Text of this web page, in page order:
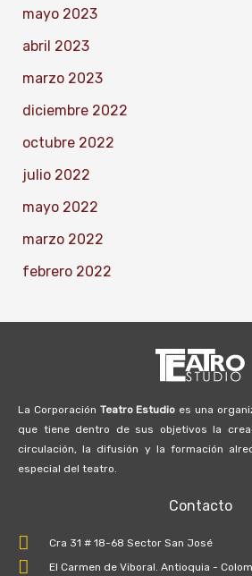
mayo 2023
abril 2023
marzo 2023
diciembre 2022
octubre 2022
julio 2022
mayo 2022
marzo 2022
febrero 2022
La Corporación Teatro Estudio es una
que tiene dentro de sus objetivos la
circulación, la difusión y la formación
especial del teatro.
Contacto
Cra 31 # 18-68 Sector San José
El Carmen de Viboral. Antioquia -